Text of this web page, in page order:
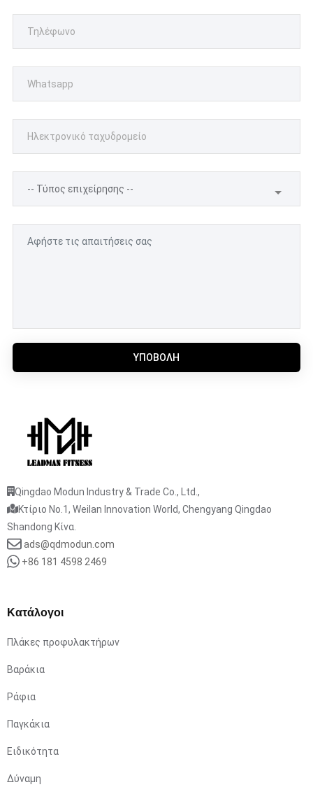
ΥΠΟΒΟΛΉ
Qingdao Modun Industry & Trade Co., Ltd.,
Κτίριο No.1, Weilan Innovation World, Chengyang Qingdao
Shandong Κίνα.
ads@qdmodun.com
+86 181 4598 2469
Κατάλογοι
Πλάκες προφυλακτήρων
Βαράκια
Ράφια
Παγκάκια
Ειδικότητα
Δύναμη